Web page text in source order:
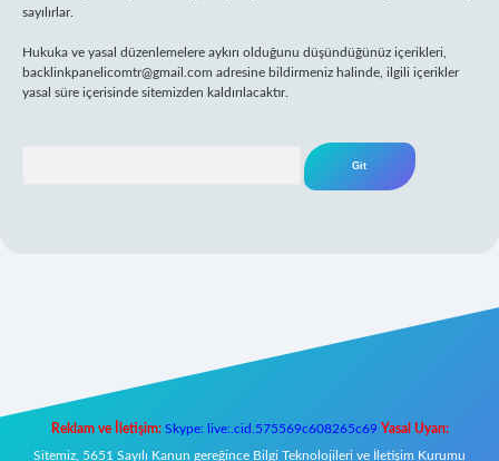
sayılırlar.
Hukuka ve yasal düzenlemelere aykırı olduğunu düşündüğünüz içerikleri,
backlinkpanelicomtr@gmail.com adresine bildirmeniz halinde, ilgili içerikler
yasal süre içerisinde sitemizden kaldırılacaktır.
Reklam ve İletişim: Skype: live:.cid.575569c608265c69 Yasal Uyarı:
Sitemiz, 5651 Sayılı Kanun gereğince Bilgi Teknolojileri ve İletişim Kurumu